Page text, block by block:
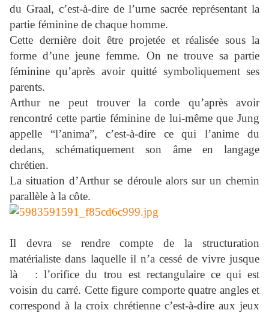
du Graal, c’est-à-dire de l’urne sacrée représentant la
partie féminine de chaque homme.
Cette dernière doit être projetée et réalisée sous la
forme d’une jeune femme. On ne trouve sa partie
féminine qu’après avoir quitté symboliquement ses
parents.
Arthur ne peut trouver la corde qu’après avoir
rencontré cette partie féminine de lui-même que Jung
appelle “l’anima”, c’est-à-dire ce qui l’anime du
dedans, schématiquement son âme en langage
chrétien.
La situation d’Arthur se déroule alors sur un chemin
parallèle à la côte.
Il devra se rendre compte de la structuration
matérialiste dans laquelle il n’a cessé de vivre jusque
là : l’orifice du trou est rectangulaire ce qui est
voisin du carré. Cette figure comporte quatre angles et
correspond à la croix chrétienne c’est-à-dire aux jeux